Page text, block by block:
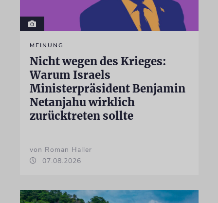
MEINUNG
Nicht wegen des Krieges:
Warum Israels
Ministerpräsident Benjamin
Netanjahu wirklich
zurücktreten sollte
von Roman Haller
07.08.2026